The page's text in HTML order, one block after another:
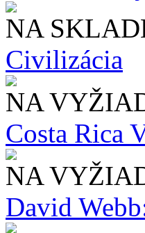
NA
Civilizácia
NA
Costa Rica
NA
David